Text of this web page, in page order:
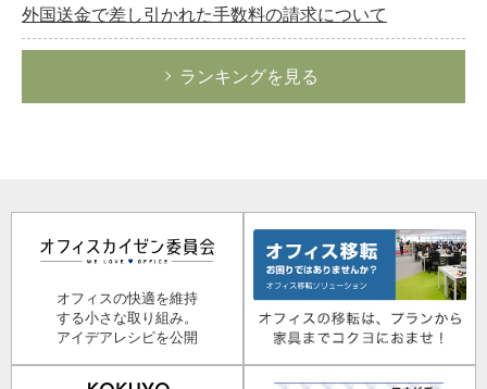
外国送金で差し引かれた手数料の請求について
ランキングを見る
オフィスの快適を維持
する小さな取り組み。
アイデアレシピを公開